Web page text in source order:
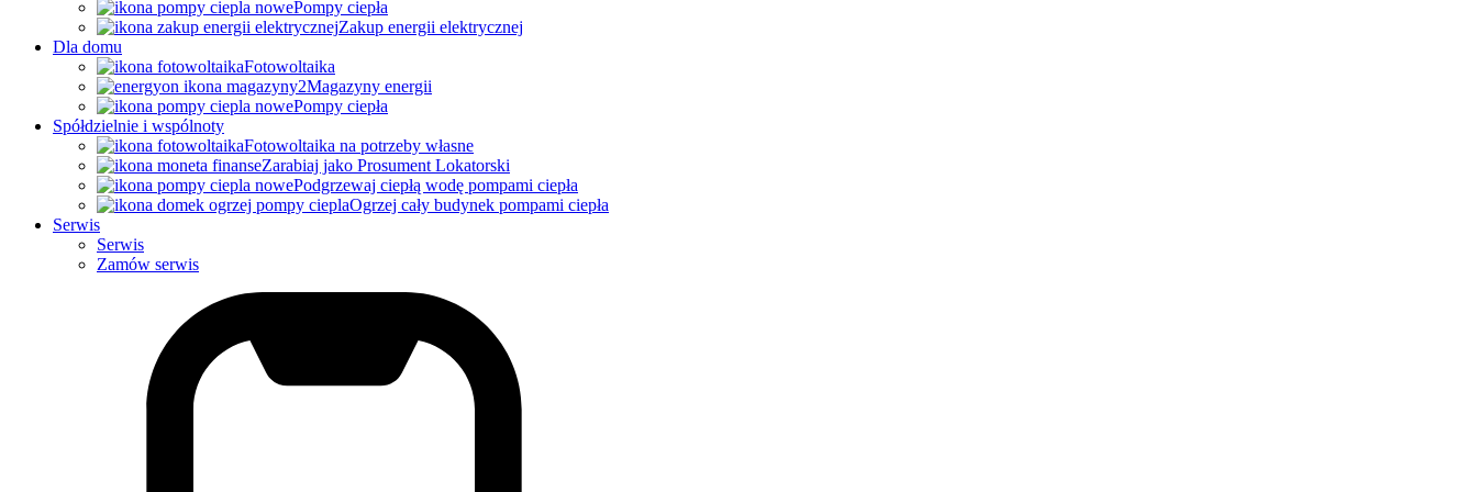
Pompy ciepła
Zakup energii elektrycznej
Dla domu
Fotowoltaika
Magazyny energii
Pompy ciepła
Spółdzielnie i wspólnoty
Fotowoltaika na potrzeby własne
Zarabiaj jako Prosument Lokatorski
Podgrzewaj ciepłą wodę pompami ciepła
Ogrzej cały budynek pompami ciepła
Serwis
Serwis
Zamów serwis